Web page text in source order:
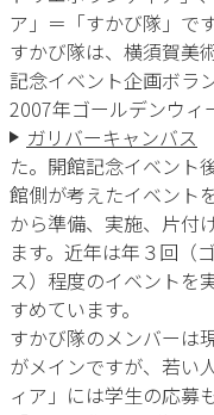
ア」＝「すかび隊」です
すかび隊は、横須賀美
記念イベント企画ボラ
2007年ゴールデンウィ
ガリバーキャンバス
た。開館記念イベント
館側が考えたイベント
から準備、実施、片付
ます。近年は年３回（
ス）程度のイベントを
すめています。
すかび隊のメンバーは
がメインですが、若い
ィア」には学生の応募